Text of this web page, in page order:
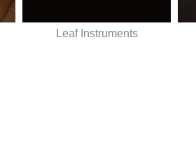
Leaf Instruments